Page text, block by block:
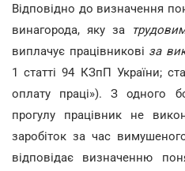
Відповідно до визначення
винагорода, яку за
виплачує працівникові за
1 статті 94 КЗпП України;
оплату праці»). З одного
прогулу працівник не
заробіток за час
відповідає визначенню